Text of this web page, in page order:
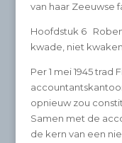
van haar Zeeuwse
Hoofdstuk 6
kwade, niet
Per 1 mei 1945 trad
opnieuw zou
Samen met de
de kern van een